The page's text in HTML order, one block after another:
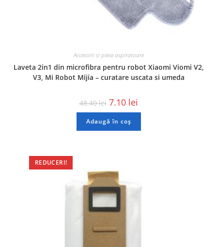
Accesorii si piese aspiratoare
Laveta 2in1 din microfibra pentru robot Xiaomi Viomi V2,
V3, Mi Robot Mijia – curatare uscata si umeda
48.40lei 7.10 lei
Adaugă în coș
REDUCERI!